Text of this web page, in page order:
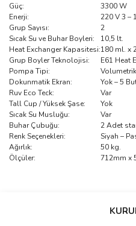
Güç:
3300 W
Enerji:
220 V 3 –
Grup Sayısı:
2
Sıcak Su ve Buhar Boyleri:
10,5 lt.
Heat Exchanger Kapasitesi:180 ml. x
Grup Boyler Teknolojisi:
E61 Heat
Pompa Tipi:
Dokunmatik Ekran:
Yok – 5
Ruv Eco Teck:
Var
Tall Cup / Yüksek Şase:
Yok
Sıcak Su Musluğu:
Var
Buhar Çubuğu:
2 Adet
Renk Seçenekleri:
Siyah –
Ağırlık:
50 kg.
Ölçüler:
712mm x
Bu ürüne ilk